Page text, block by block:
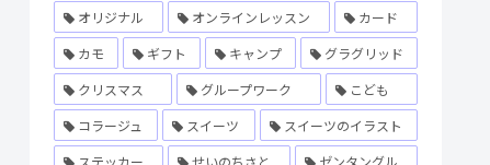
オリジナル
オンラインレッスン
カード
カモ
ギフト キャンプ
グラグリッド
クリスマス
グループワーク
こども
コラージュ
スイーツ
スイーツのイラスト